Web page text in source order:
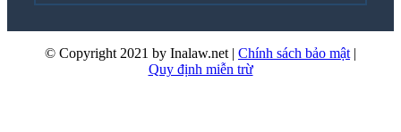
© Copyright 2021 by Inalaw.net | Chính sách bảo mật |
Quy định miễn trừ